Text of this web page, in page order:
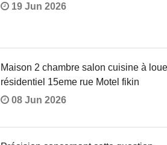
19 Jun 2026
Maison 2 chambre salon cuisine à
résidentiel 15eme rue Motel fikin
08 Jun 2026